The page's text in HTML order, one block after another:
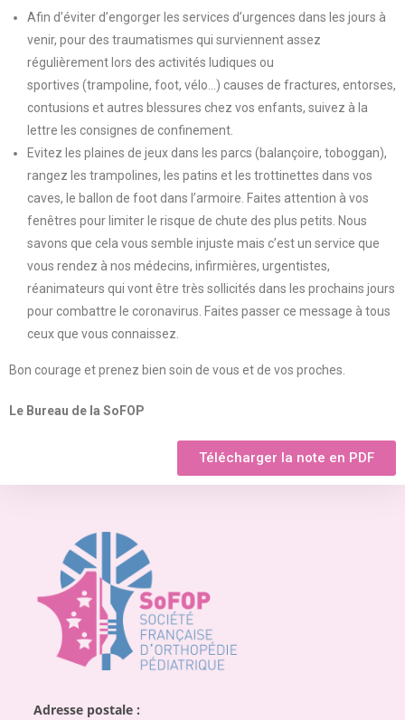
Afin d’éviter d’engorger les services d’urgences dans les jours à
venir, pour des traumatismes qui surviennent assez
régulièrement lors des activités ludiques ou
sportives (trampoline, foot, vélo…) causes de fractures, entorses,
contusions et autres blessures chez vos enfants, suivez à la
lettre les consignes de confinement.
Evitez les plaines de jeux dans les parcs (balançoire, toboggan),
rangez les trampolines, les patins et les trottinettes dans vos
caves, le ballon de foot dans l’armoire. Faites attention à vos
fenêtres pour limiter le risque de chute des plus petits. Nous
savons que cela vous semble injuste mais c’est un service que
vous rendez à nos médecins, infirmières, urgentistes,
réanimateurs qui vont être très sollicités dans les prochains jours
pour combattre le coronavirus. Faites passer ce message à tous
ceux que vous connaissez.
Bon courage et prenez bien soin de vous et de vos proches.
Le Bureau de la SoFOP
Télécharger la note en PDF
Adresse postale :